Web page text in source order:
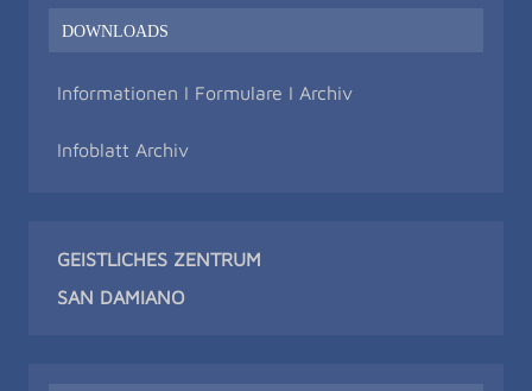
DOWNLOADS
Informationen I Formulare I Archiv
Infoblatt Archiv
GEISTLICHES ZENTRUM
SAN DAMIANO